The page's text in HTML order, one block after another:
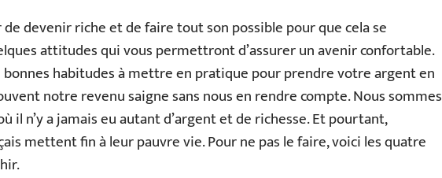
de devenir riche et de faire tout son possible pour que cela se
attitudes qui vous permettront d’assurer un avenir confortable.
bonnes habitudes à mettre en pratique pour prendre votre argent en
notre revenu saigne sans nous en rendre compte. Nous sommes
il n’y a jamais eu autant d’argent et de richesse. Et pourtant,
mettent fin à leur pauvre vie. Pour ne pas le faire, voici les quatre